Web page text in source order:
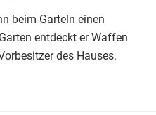
beim Garteln einen
entdeckt er Waffen
des Hauses.